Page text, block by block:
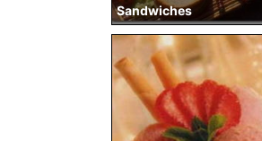
Sandwiches